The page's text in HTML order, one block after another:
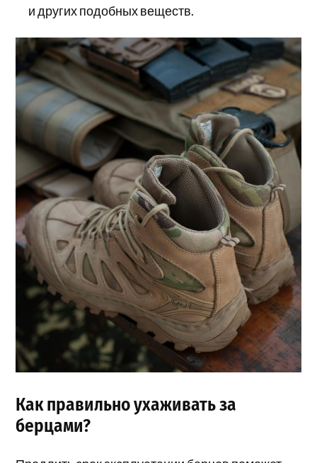
и других подобных веществ.
Как правильно ухаживать за
берцами?